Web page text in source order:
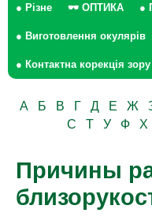
● Різне 🕶 ОПТИКА ●
● Виготовлення окулярів
● Контактна корекція зору
А Б В Г Д Е Ж
С
Т У Ф Х
Причины